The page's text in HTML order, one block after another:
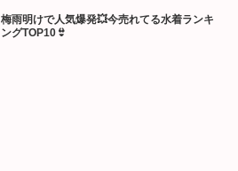
梅雨明けで人気爆発💥今売れてる水着ランキ
ングTOP10👙